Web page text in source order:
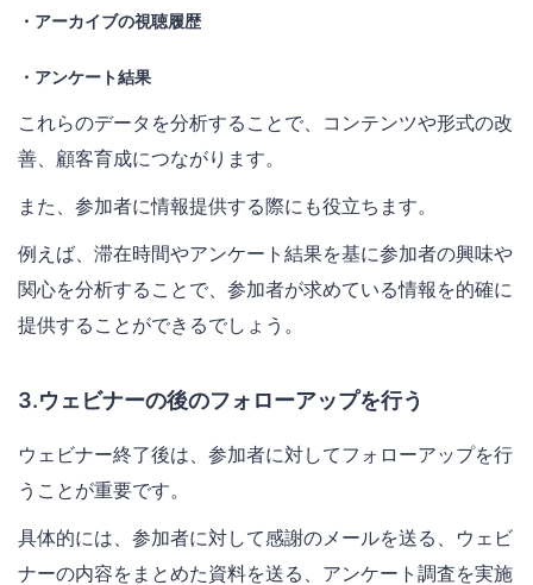
・アーカイブの視聴履歴
・アンケート結果
これらのデータを分析することで、コンテンツや形式の改
善、顧客育成につながります。
また、参加者に情報提供する際にも役立ちます。
例えば、滞在時間やアンケート結果を基に参加者の興味や
関心を分析することで、参加者が求めている情報を的確に
提供することができるでしょう。
3.ウェビナーの後のフォローアップを行う
ウェビナー終了後は、参加者に対してフォローアップを行
うことが重要です。
具体的には、参加者に対して感謝のメールを送る、ウェビ
ナーの内容をまとめた資料を送る、アンケート調査を実施